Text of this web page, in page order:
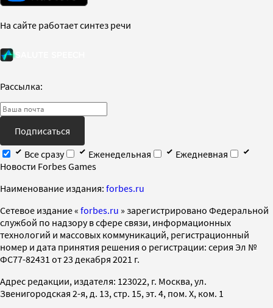
На сайте работает синтез речи
Рассылка:
Подписаться
Все сразу
Еженедельная
Ежедневная
Новости Forbes Games
Наименование издания: forbes.ru
Cетевое издание « forbes.ru » зарегистрировано Федеральной
службой по надзору в сфере связи, информационных
технологий и массовых коммуникаций, регистрационный
номер и дата принятия решения о регистрации: серия Эл №
ФС77-82431 от 23 декабря 2021 г.
Адрес редакции, издателя: 123022, г. Москва, ул.
Звенигородская 2-я, д. 13, стр. 15, эт. 4, пом. X, ком. 1